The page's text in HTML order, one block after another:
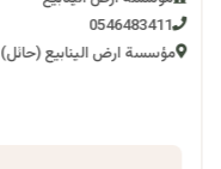
0546483411
مؤسسة ارض الينابيع (حائل)